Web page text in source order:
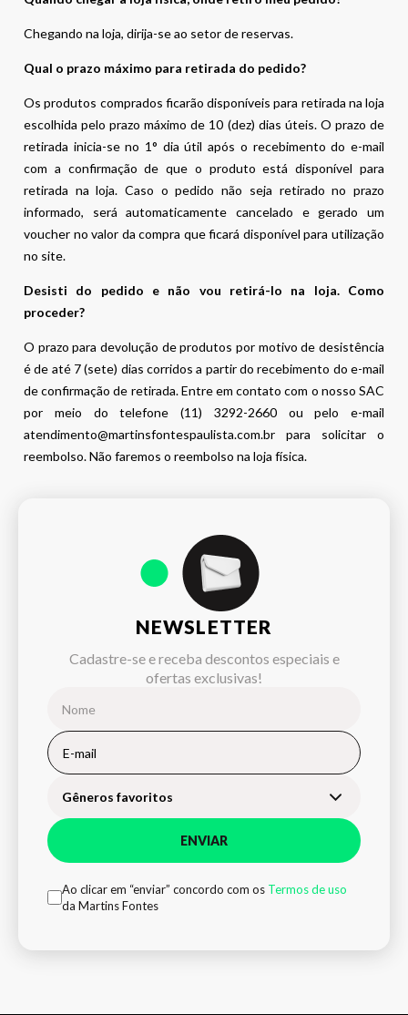
Chegando na loja, dirija-se ao setor de reservas.
Qual o prazo máximo para retirada do pedido?
Os produtos comprados ficarão disponíveis para retirada na loja
escolhida pelo prazo máximo de 10 (dez) dias úteis. O prazo de
retirada inicia-se no 1° dia útil após o recebimento do e-mail
com a confirmação de que o produto está disponível para
retirada na loja. Caso o pedido não seja retirado no prazo
informado, será automaticamente cancelado e gerado um
voucher no valor da compra que ficará disponível para utilização
no site.
Desisti do pedido e não vou retirá-lo na loja. Como
proceder?
O prazo para devolução de produtos por motivo de desistência
é de até 7 (sete) dias corridos a partir do recebimento do e-mail
de confirmação de retirada. Entre em contato com o nosso SAC
por meio do telefone (11) 3292-2660 ou pelo e-mail
atendimento@martinsfontespaulista.com.br para solicitar o
reembolso. Não faremos o reembolso na loja física.
NEWSLETTER
Cadastre-se e receba descontos especiais e
ofertas exclusivas!
Gêneros favoritos
ENVIAR
Ao clicar em “enviar” concordo com os Termos de uso
da Martins Fontes